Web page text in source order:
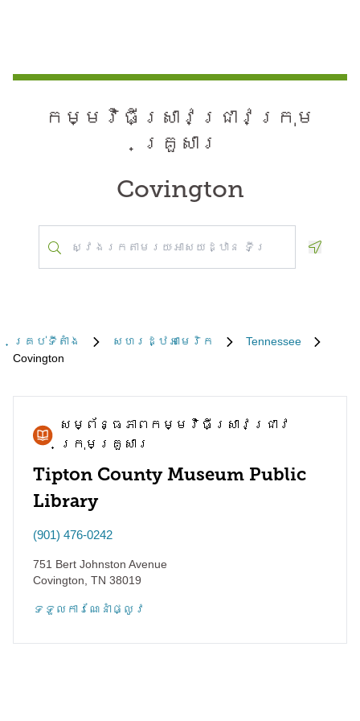
កម្មវិធី​ស្រាវជ្រាវ​ក្រុម
គ្រួសារ
Covington
គ្រប់​ទីតាំង សហរដ្ឋអាមេរិក
Tennessee
Covington
សម្ព័ន្ធភាព​កម្មវិធី​ស្រាវជ្រាវ​
ក្រុមគ្រួសារ
Tipton County Museum Public
Library
(901) 476-0242
751 Bert Johnston Avenue
Covington TN 38019
ទទួល​ការណែនាំ​ផ្លូវ